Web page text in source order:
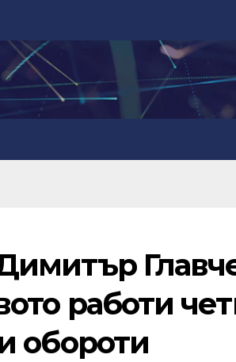
работи
обороти